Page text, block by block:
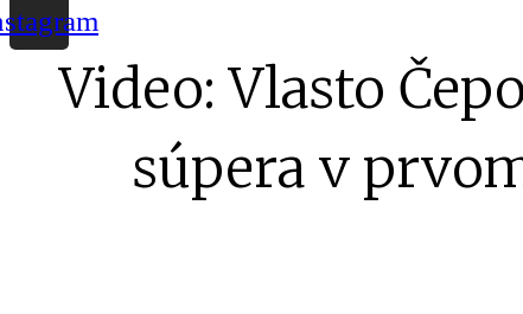
Video: Vlasto
súpera v